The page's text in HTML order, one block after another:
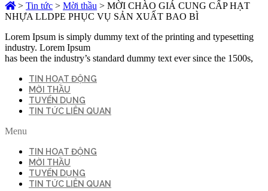
> Tin tức > Mời thầu > MỜI CHÀO GIÁ CUNG CẤP HẠT
NHỰA LLDPE PHỤC VỤ SẢN XUẤT BAO BÌ
Lorem Ipsum is simply dummy text of the printing and typesetting
industry. Lorem Ipsum
has been the industry’s standard dummy text ever since the 1500s,
TIN HOẠT ĐỘNG
MỜI THẦU
TUYỂN DỤNG
TIN TỨC LIÊN QUAN
Menu
TIN HOẠT ĐỘNG
MỜI THẦU
TUYỂN DỤNG
TIN TỨC LIÊN QUAN